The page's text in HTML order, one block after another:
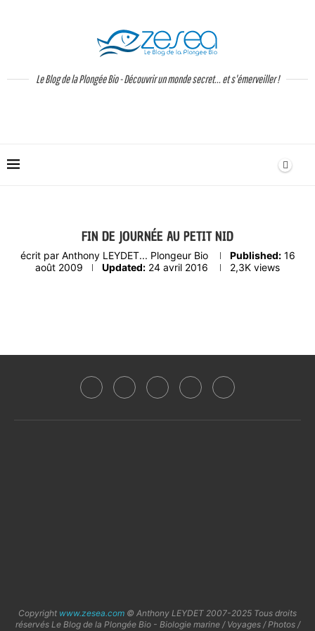
Le Blog de la Plongée Bio - Découvrir un monde secret... et s'émerveiller !
FIN DE JOURNÉE AU PETIT NID
écrit par Anthony LEYDET... Plongeur Bio Published: 16
août 2009
Updated: 24 avril 2016 2,3K views
Copyright www.zesea.com © Anthony LEYDET 2007-2025 Tous droits
réservés Le Blog de la Plongée Bio - Biologie marine / Voyages / Photos /